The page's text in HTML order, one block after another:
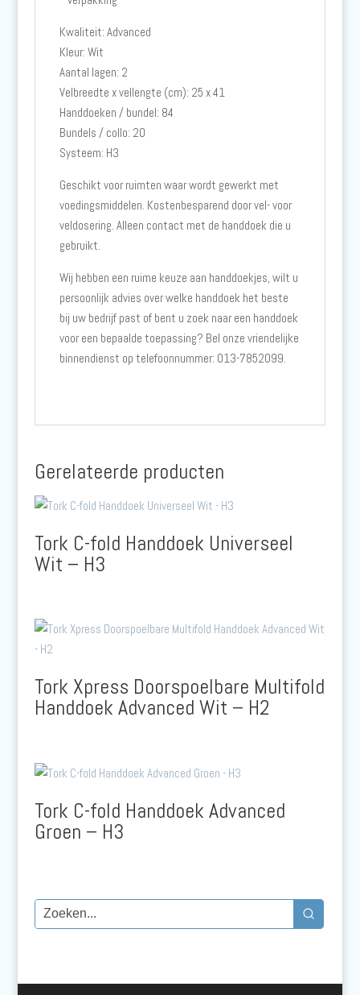
Kwaliteit: Advanced
Kleur: Wit
Aantal lagen: 2
Velbreedte x vellengte (cm): 25 x 41
Handdoeken / bundel: 84
Bundels / collo: 20
Systeem: H3
Geschikt voor ruimten waar wordt gewerkt met
voedingsmiddelen. Kostenbesparend door vel- voor
veldosering. Alleen contact met de handdoek die u
gebruikt.
Wij hebben een ruime keuze aan handdoekjes, wilt u
persoonlijk advies over welke handdoek het beste
bij uw bedrijf past of bent u zoek naar een handdoek
voor een bepaalde toepassing? Bel onze vriendelijke
binnendienst op telefoonnummer: 013-7852099.
Gerelateerde producten
Tork C-fold Handdoek Universeel
Wit – H3
Tork Xpress Doorspoelbare Multifold
Handdoek Advanced Wit – H2
Tork C-fold Handdoek Advanced
Groen – H3